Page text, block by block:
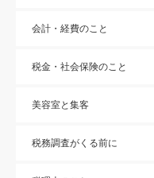
会計・経費のこと
税金・社会保険のこと
美容室と集客
税務調査がくる前に